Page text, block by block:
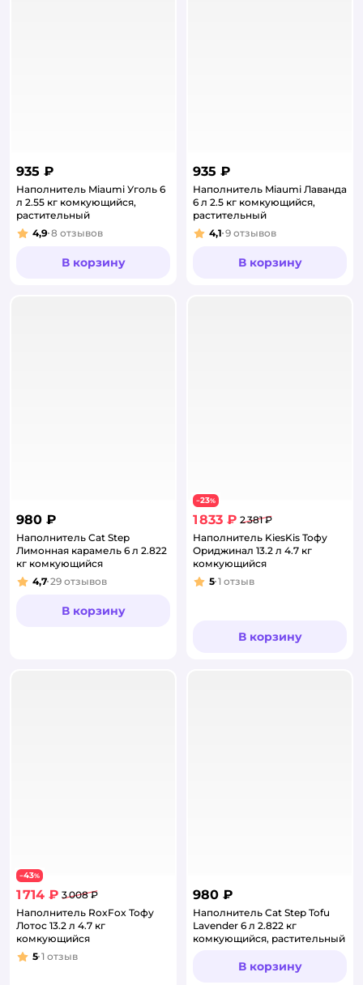
935 ₽
Наполнитель Miaumi Уголь 6
л 2.55 кг комкующийся,
растительный
Рейтинг:
4,9 8 отзывов
В корзину
935 ₽
Наполнитель Miaumi Лаванда
6 л 2.5 кг комкующийся,
растительный
Рейтинг:
4,1 9 отзывов
В корзину
980 ₽
Наполнитель Cat Step
Лимонная карамель 6 л 2.822
кг комкующийся
Рейтинг:
4,7 29 отзывов
В корзину
−23%
1 833 ₽ 2 381 ₽
Наполнитель KiesKis Тофу
Ориджинал 13.2 л 4.7 кг
комкующийся
Рейтинг:
5 1 отзыв
В корзину
−43%
1 714 ₽ 3 008 ₽
Наполнитель RoxFox Тофу
Лотос 13.2 л 4.7 кг
комкующийся
Рейтинг:
5 1 отзыв
980 ₽
Наполнитель Cat Step Tofu
Lavender 6 л 2.822 кг
комкующийся, растительный
В корзину